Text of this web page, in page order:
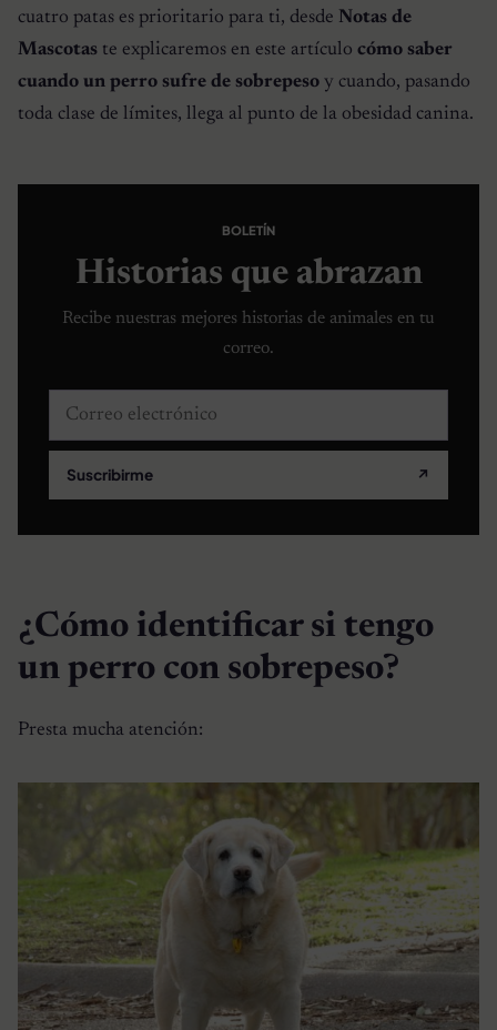
cuatro patas es prioritario para ti, desde Notas de
Mascotas te explicaremos en este artículo cómo saber
cuando un perro sufre de sobrepeso y cuando, pasando
toda clase de límites, llega al punto de la obesidad canina.
BOLETÍN
Historias que abrazan
Recibe nuestras mejores historias de animales en tu
correo.
Correo electrónico
Suscribirme ↗
¿Cómo identificar si tengo
un perro con sobrepeso?
Presta mucha atención: